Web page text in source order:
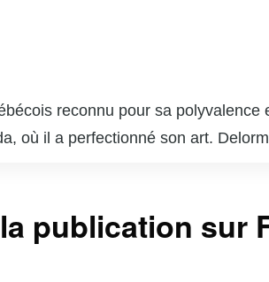
reconnu pour sa
où il a perfectionné son art.
complexes lui a valu
publication sur